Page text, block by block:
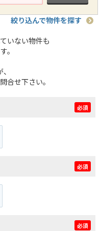
絞り込んで物件を探す
いない物件も
。
合せ下さい。
必須
必須
必須